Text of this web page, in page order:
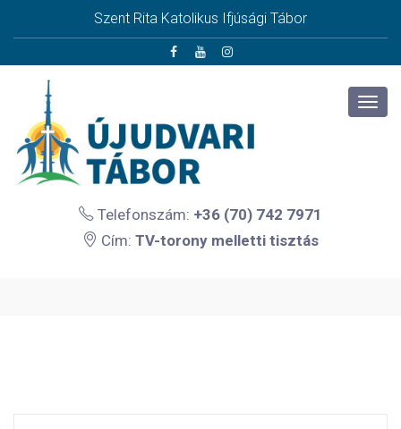
Szent Rita Katolikus Ifjúsági Tábor
Telefonszám: +36 (70) 742 7971
Cím: TV-torony melletti tisztás